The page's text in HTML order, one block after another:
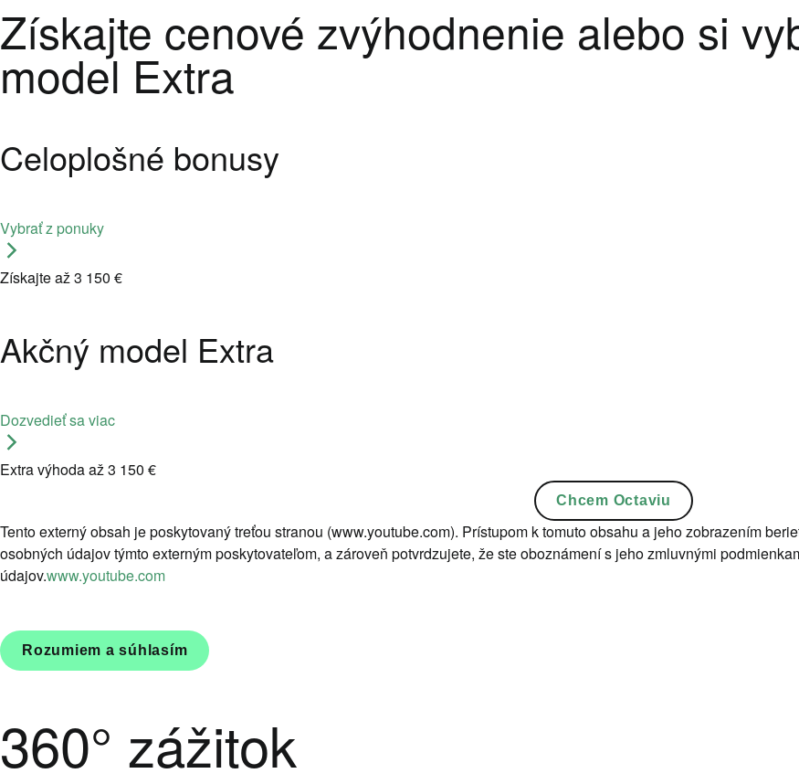
Získajte cenové zvýhodnenie alebo si
model Extra
Celoplošné bonusy
Vybrať z ponuky
Získajte až 3 150 €
Akčný model Extra
Dozvedieť sa viac
Extra výhoda až 3 150 €
Chcem Octaviu
Tento externý obsah je poskytovaný treťou stranou (www.youtube.com). Prístupom k tomuto obsahu a jeho zobrazením
osobných údajov týmto externým poskytovateľom, a zároveň potvrdzujete, že ste oboznámení s jeho zmluvnými
údajov.www.youtube.com
Rozumiem a súhlasím
360° zážitok